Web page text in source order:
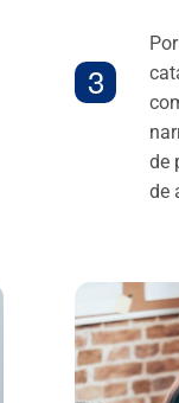
de
de